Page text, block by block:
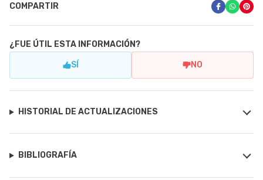
COMPARTIR
¿FUE ÚTIL ESTA INFORMACIÓN?
SÍ NO
HISTORIAL DE ACTUALIZACIONES
BIBLIOGRAFÍA